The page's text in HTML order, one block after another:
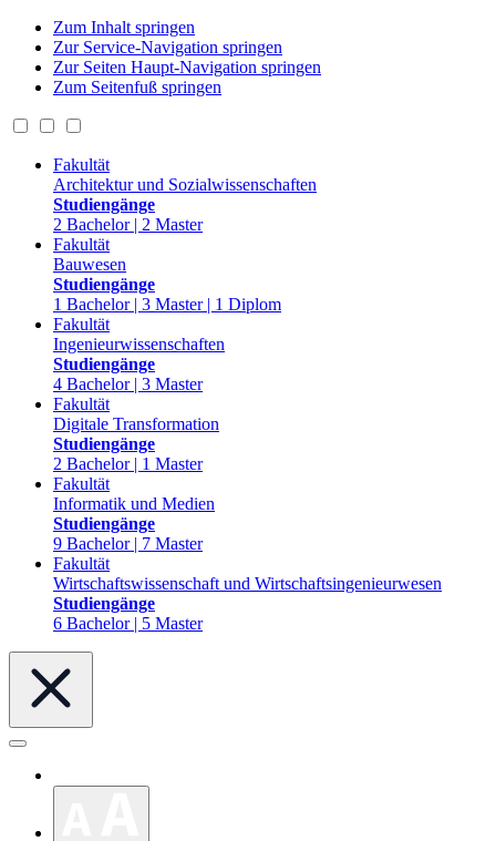
Zum Inhalt springen
Zur Service-Navigation springen
Zur Seiten Haupt-Navigation springen
Zum Seitenfuß springen
Fakultät
Architektur und Sozialwissenschaften
Studiengänge
2 Bachelor | 2 Master
Fakultät
Bauwesen
Studiengänge
1 Bachelor | 3 Master | 1 Diplom
Fakultät
Ingenieurwissenschaften
Studiengänge
4 Bachelor | 3 Master
Fakultät
Digitale Transformation
Studiengänge
2 Bachelor | 1 Master
Fakultät
Informatik und Medien
Studiengänge
9 Bachelor | 7 Master
Fakultät
Wirtschaftswissenschaft und Wirtschaftsingenieurwesen
Studiengänge
6 Bachelor | 5 Master